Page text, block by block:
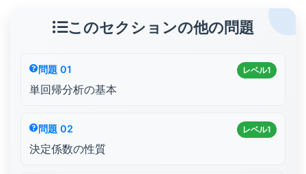
このセクションの他の問題
レベル1
問題 01
単回帰分析の基本
レベル1
問題 02
決定係数の性質